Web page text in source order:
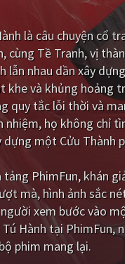
là câu chuyện cổ
cùng Tề Tranh, vị
lẫn nhau dần xây
khe và khủng hoảng
quy tắc lỗi thời và
nhiệm, họ không chỉ
dựng một Cửu Thành
tảng PhimFun, khán
mà, hình ảnh sắc
xem bước vào
Tú Hành tại PhimFun,
phim mang lại.